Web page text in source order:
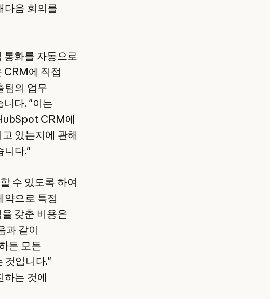
다음 회의를
화를 자동으로
에 직접
팀의 업무
니다. "이는
CRM에
있는지에 관해
니다."
수 있도록 하여
약으로 특정
갖춘 비용은
과 같이
든 모든
것입니다."
하는 것에